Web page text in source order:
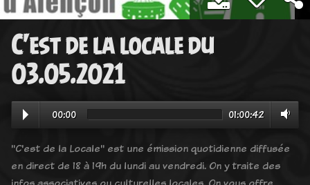
C'est de la locale du
03.05.2021
00:00 01:00:42
"C'est de la Locale" est une émission quotidienne diffusée
en direct de 18 à 19h du lundi au vendredi. On y traite des